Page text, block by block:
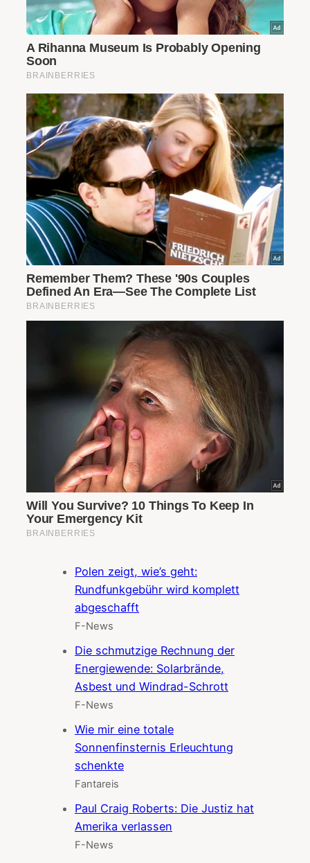
Polen zeigt, wie’s geht:
Rundfunkgebühr wird komplett
abgeschafft
F-News
Die schmutzige Rechnung der
Energiewende: Solarbrände,
Asbest und Windrad-Schrott
F-News
Wie mir eine totale
Sonnenfinsternis Erleuchtung
schenkte
Fantareis
Paul Craig Roberts: Die Justiz hat
Amerika verlassen
F-News